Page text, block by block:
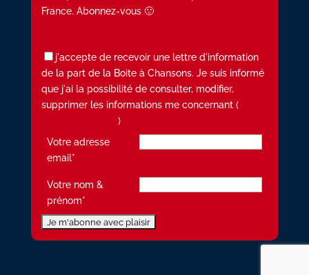
France. Abonnez-vous 🙂
j'accepte de recevoir une lettre d'information
de la part de la Boite à Chansons. Je suis informé
que j'ai la possibilité de consulter, modifier,
supprimer les informations me concernant (
)
Votre adresse
email*
Votre nom &
prénom*